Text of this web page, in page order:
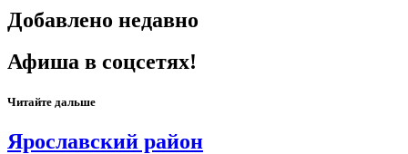
Добавлено недавно
Афиша в соцсетях!
Читайте дальше
Ярославский район